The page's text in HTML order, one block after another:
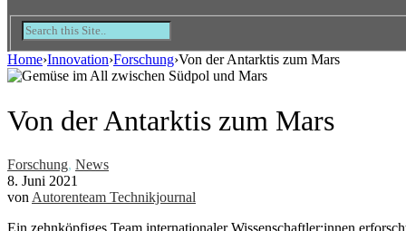
Home›Innovation›Forschung›Von der Antarktis zum Mars
Von der Antarktis zum Mars
Forschung, News
8. Juni 2021
von Autorenteam Technikjournal